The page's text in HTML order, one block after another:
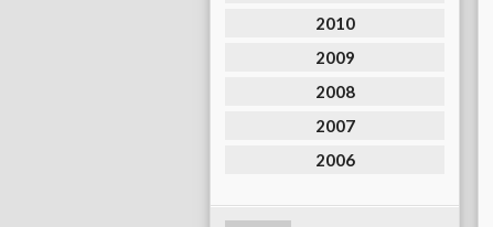
2010
2009
2008
2007
2006